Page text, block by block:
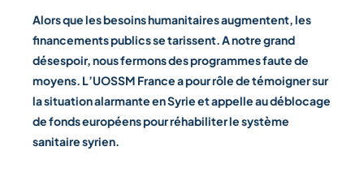
Alors que les besoins humanitaires augmentent, les
financements publics se tarissent. A notre grand
désespoir, nous fermons des programmes faute de
moyens. L’UOSSM France a pour rôle de témoigner sur
la situation alarmante en Syrie et appelle au déblocage
de fonds européens pour réhabiliter le système
sanitaire syrien.